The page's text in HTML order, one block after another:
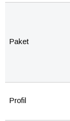
Paket
Profil